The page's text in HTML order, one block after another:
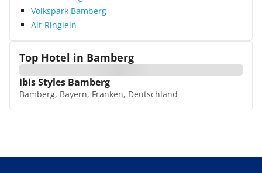
Volkspark Bamberg
Alt-Ringlein
Top Hotel in Bamberg
ibis Styles Bamberg
Bamberg, Bayern, Franken, Deutschland